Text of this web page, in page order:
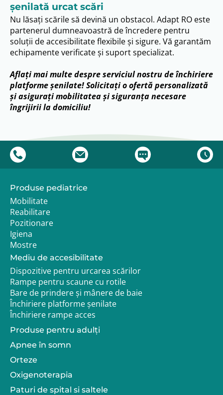
șenilată urcat scări
Nu lăsați scările să devină un obstacol. Adapt RO este
partenerul dumneavoastră de încredere pentru
soluții de accesibilitate flexibile și sigure. Vă garantăm
echipamente verificate și suport specializat.
Aflați mai multe despre serviciul nostru de închiriere
platforme șenilate! Solicitați o ofertă personalizată
și asigurați mobilitatea și siguranța necesare
îngrijirii la domiciliu!
Produse pediatrice
Mobilitate
Reabilitare
Pozitionare
Igiena
Mostre
Mediu de accesibilitate
Dispozitive pentru urcarea scărilor
Rampe pentru scaune cu rotile
Bare de prindere și mânere de baie
Închiriere platforme șenilate
Închiriere rampe acces
Produse pentru adulţi
Apnee în somn
Orteze
Oxigenoterapia
Paturi de spital si saltele